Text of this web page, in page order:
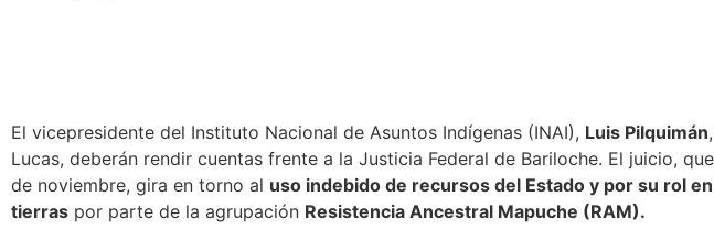
El vicepresidente del Instituto Nacional de Asuntos Indígenas (INAI), Luis Pilquimán
Lucas, deberán rendir cuentas frente a la Justicia Federal de Bariloche. El juicio,
de noviembre, gira en torno al uso indebido de recursos del Estado y por su rol
tierras por parte de la agrupación Resistencia Ancestral Mapuche (RAM).